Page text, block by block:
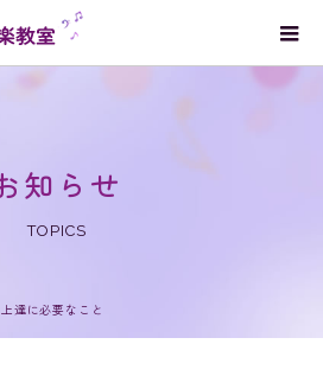
知らせ
TOPICS
達に必要なこと